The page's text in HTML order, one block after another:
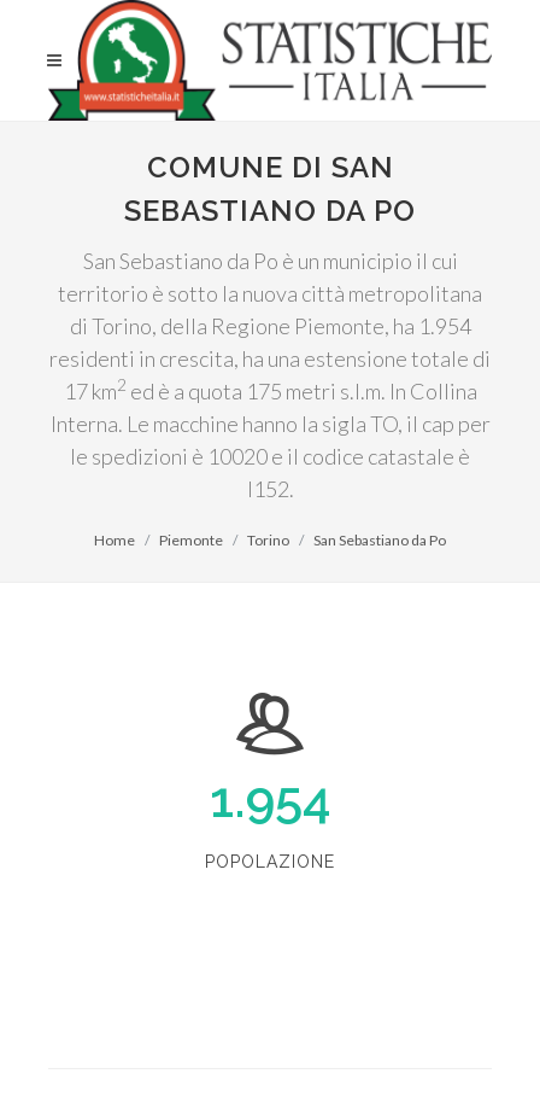
COMUNE DI SAN
SEBASTIANO DA PO
San Sebastiano da Po è un municipio il cui
territorio è sotto la nuova città metropolitana
di Torino, della Regione Piemonte, ha 1.954
residenti in crescita, ha una estensione totale di
17 km2 ed è a quota 175 metri s.l.m. In Collina
Interna. Le macchine hanno la sigla TO, il cap per
le spedizioni è 10020 e il codice catastale è
I152.
Home Piemonte Torino San Sebastiano da Po
1.954
POPOLAZIONE